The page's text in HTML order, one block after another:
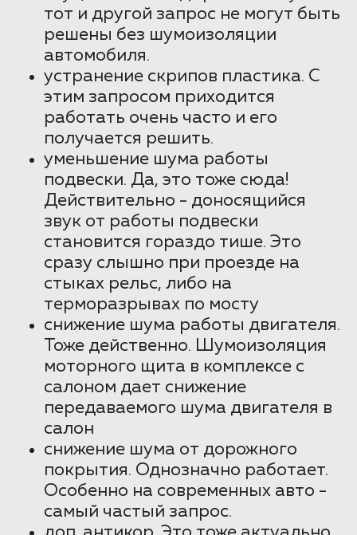
тот и другой запрос не могут быть
решены без шумоизоляции
автомобиля.
устранение скрипов пластика. С
этим запросом приходится
работать очень часто и его
получается решить.
уменьшение шума работы
подвески. Да, это тоже сюда!
Действительно - доносящийся
звук от работы подвески
становится гораздо тише. Это
сразу слышно при проезде на
стыках рельс, либо на
терморазрывах по мосту
снижение шума работы двигателя.
Тоже действенно. Шумоизоляция
моторного щита в комплексе с
салоном дает снижение
передаваемого шума двигателя в
салон
снижение шума от дорожного
покрытия. Однозначно работает.
Особенно на современных авто -
самый частый запрос.